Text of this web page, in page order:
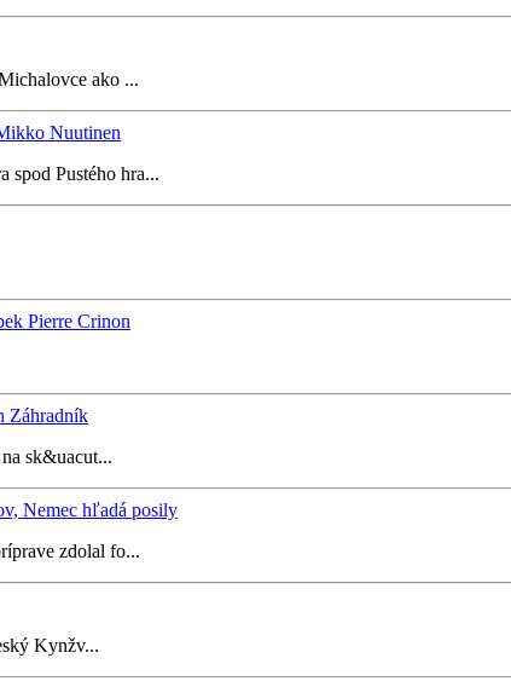
ako ...
Nuutinen
spod Pustého hra...
Pierre Crinon
Záhradník
sk&uacut...
Nemec hľadá posily
zdolal fo...
Kynžv...